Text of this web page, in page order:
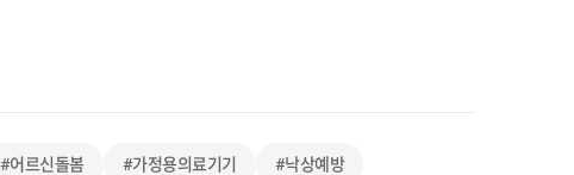
#어르신돌봄 #가정용의료기기 #낙상예방